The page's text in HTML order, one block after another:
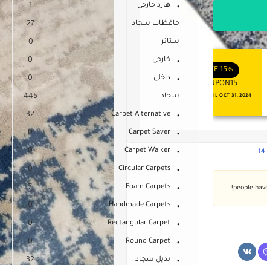
ENJOY YOUR GIFT 15%
OFF
COUPON15
VALID UNTIL OCT 31, 2024
ENJOY YOUR GIFT 10%
OFF
COUPON10
هارد خارجى 1
حافظات سجاد 27
ستائر 0
خارجى 0
داخلى 0
سجاد 445
Carpet Alternative
32
Carpet Saver
0
Carpet Walker
0
Circular Carpets
0
Foam Carpets
7
Handmade Carpets
0
Rectangular Carpet
0
Round Carpet
0
بديل سجاد 32